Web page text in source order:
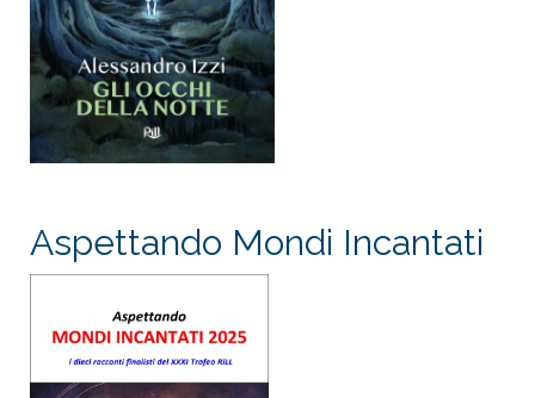
Aspettando Mondi Incantati